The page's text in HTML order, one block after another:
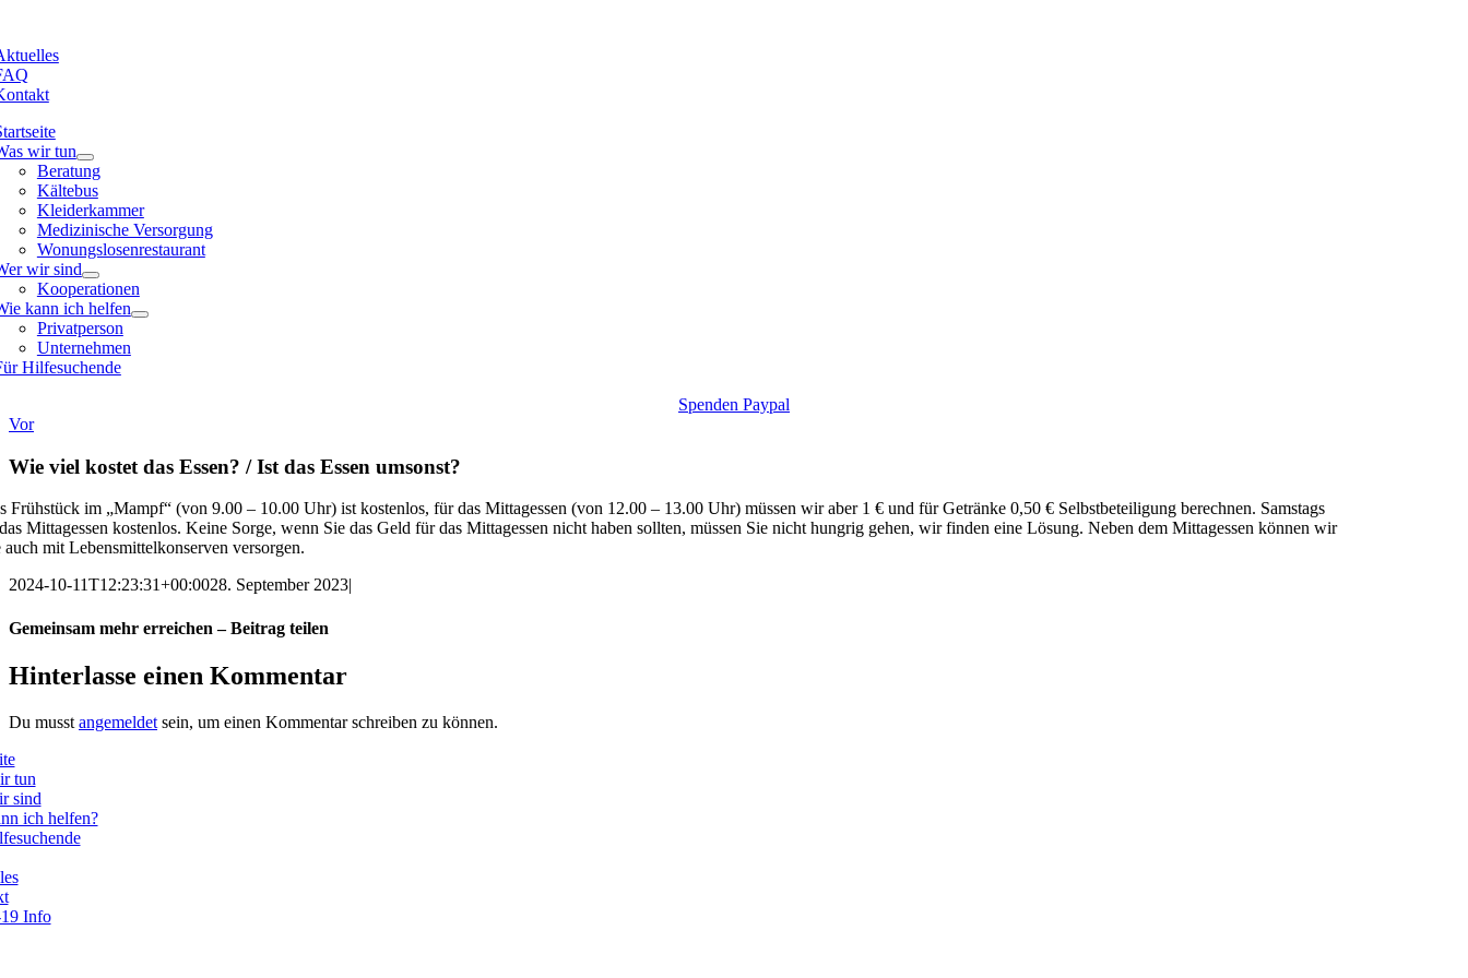
springen
wir tun
Beratung
Kältebus
Kleiderkammer
Medizinische Versorgung
Wonungslosenrestaurant
wir sind
Kooperationen
kann ich helfen
Privatperson
Unternehmen
Hilfesuchende
Spenden Paypal
Vor
Wie viel kostet das Essen? / Ist das Essen umsonst?
Frühstück im „Mampf“ (von 9.00 – 10.00 Uhr) ist kostenlos, für das Mittagessen (von 12.00 – 13.00 Uhr) müssen wir aber 1 € und für Getränke 0,50 € Selbstbeteiligung berechnen. Samstags
Mittagessen kostenlos. Keine Sorge, wenn Sie das Geld für das Mittagessen nicht haben sollten, müssen Sie nicht hungrig gehen, wir finden eine Lösung. Neben dem Mittagessen können wir
auch mit Lebensmittelkonserven versorgen.
2024-10-11T12:23:31+00:0028. September 2023|
Gemeinsam mehr erreichen – Beitrag teilen
Facebook
X
Reddit
WhatsApp
Telegram
Tumblr
Pinterest
E-
Mail
Hinterlasse einen Kommentar
Du musst angemeldet sein, um einen Kommentar schreiben zu können.
tun
sind
ich helfen?
Info